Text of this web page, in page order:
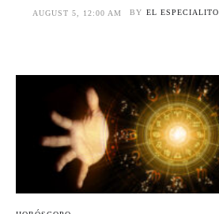
AUGUST 5, 12:00 AM BY EL ESPECIALITO